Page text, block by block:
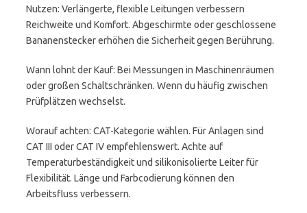
Nutzen: Verlängerte, flexible Leitungen verbessern
Reichweite und Komfort. Abgeschirmte oder geschlossene
Bananenstecker erhöhen die Sicherheit gegen Berührung.
Wann lohnt der Kauf: Bei Messungen in Maschinenräumen
oder großen Schaltschränken. Wenn du häufig zwischen
Prüfplätzen wechselst.
Worauf achten: CAT-Kategorie wählen. Für Anlagen sind
CAT III oder CAT IV empfehlenswert. Achte auf
Temperaturbeständigkeit und silikonisolierte Leiter für
Flexibilität. Länge und Farbcodierung können den
Arbeitsfluss verbessern.